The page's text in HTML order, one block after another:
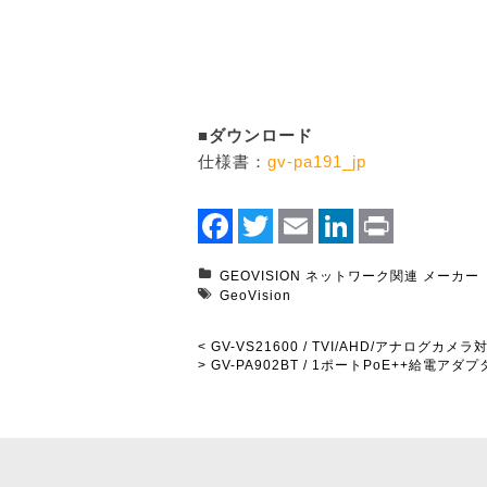
■ダウンロード
仕様書： gv-pa191_jp
GEOVISION ネットワーク関連 メーカー
GeoVision
< GV-VS21600 / TVI/AHD/アナログカメラ
> GV-PA902BT / 1ポートPoE++給電アダプ